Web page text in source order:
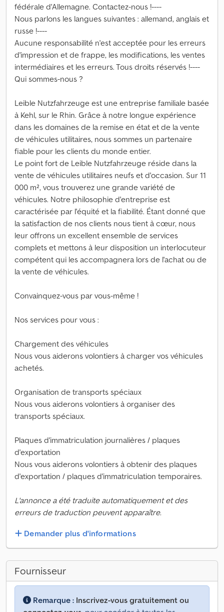
fédérale d'Allemagne. Contactez-nous !----
Nous parlons les langues suivantes : allemand, anglais et
russe !----
Aucune responsabilité n'est acceptée pour les erreurs
d'impression et de frappe, les modifications, les ventes
intermédiaires et les erreurs. Tous droits réservés !----
Qui sommes-nous ?
Leible Nutzfahrzeuge est une entreprise familiale basée
à Kehl, sur le Rhin. Grâce à notre longue expérience
dans les domaines de la remise en état et de la vente
de véhicules utilitaires, nous sommes un partenaire
fiable pour les clients du monde entier.
Le point fort de Leible Nutzfahrzeuge réside dans la
vente de véhicules utilitaires neufs et d'occasion. Sur 11
000 m², vous trouverez une grande variété de
véhicules. Notre philosophie d'entreprise est
caractérisée par l'équité et la fiabilité. Étant donné que
la satisfaction de nos clients nous tient à cœur, nous
leur offrons un excellent ensemble de services
complets et mettons à leur disposition un interlocuteur
compétent qui les accompagnera lors de l'achat ou de
la vente de véhicules.
Convainquez-vous par vous-même !
Nos services pour vous :
Chargement des véhicules
Nous vous aiderons volontiers à charger vos véhicules
achetés.
Organisation de transports spéciaux
Nous vous aiderons volontiers à organiser des
transports spéciaux.
Plaques d'immatriculation journalières / plaques
d'exportation
Nous vous aiderons volontiers à obtenir des plaques
d'exportation / plaques d'immatriculation temporaires.
L'annonce a été traduite automatiquement et des
erreurs de traduction peuvent apparaître.
Demander plus d'informations
Fournisseur
Remarque : Inscrivez-vous gratuitement ou